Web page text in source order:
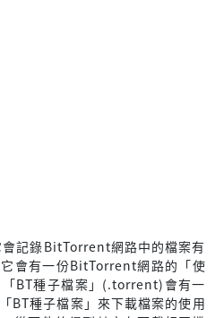
記錄BitTorrent網路中的檔案有
會有一份BitTorrent網路的「使
BT種子檔案」(.torrent)會有一
BT種子檔案」來下載檔案的使用